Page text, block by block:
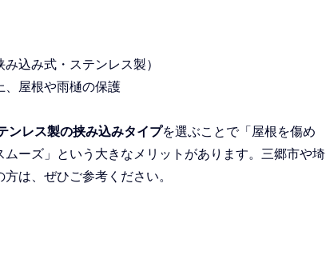
込み式・ステンレス製）
、屋根や雨樋の保護
ンレス製の挟み込みタイプを選ぶことで「屋根を傷め
ーズ」という大きなメリットがあります。三郷市や埼
は、ぜひご参考ください。